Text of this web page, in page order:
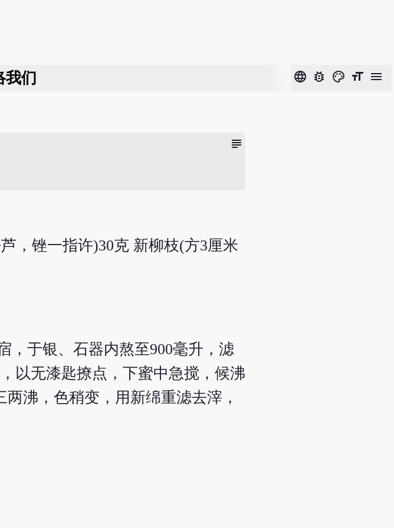
我们 language bug_report color_lens format_size menu
subject
，锉一指许)30克 新柳枝(方3厘米
，于银、石器内熬至900毫升，滤
以无漆匙撩点，下蜜中急搅，候沸
沸，色稍变，用新绵重滤去滓，